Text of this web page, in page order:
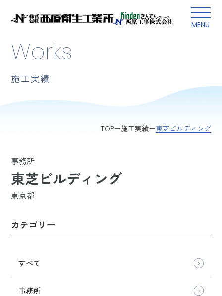
MENU
本文にスキップ
Works
施工実績
TOP 施工実績 東芝ビルディング
事務所
東芝ビルディング
東京都
カテゴリー
すべて
事務所